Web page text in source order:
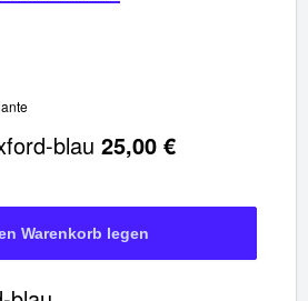
blau 25,00 €